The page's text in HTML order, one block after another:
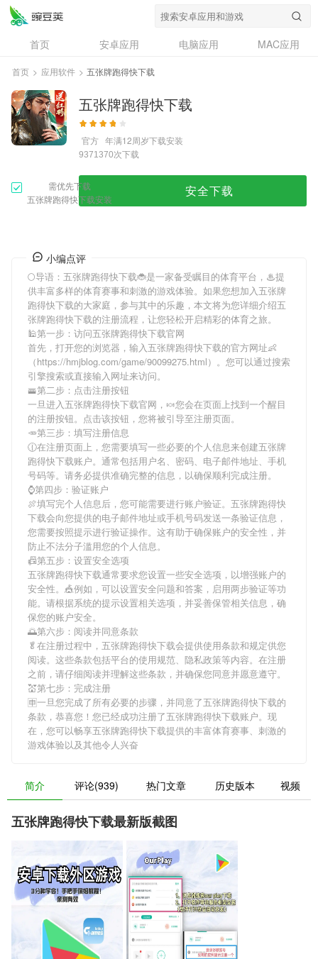
首页 安卓应用 电脑应用
MAC应用
资讯
专题
问答
首页 > 应用软件 > 五张牌跑得快下载
五张牌跑得快下载
官方 年满12周岁下载安装
9371370次下载
需优先下载
五张牌跑得快下载安装
安全下载
小编点评
🌕导语： 五张牌跑得快下载🐞是一家备受瞩目的体育平台，♨提
供丰富多样的体育赛事和刺激的游戏体验。如果您想加入五张牌
跑得快下载的大家庭，参与其中的乐趣，本文将为您详细介绍五
张牌跑得快下载的注册流程，让您轻松开启精彩的体育之旅。
🕌第一步：访问五张牌跑得快下载官网
首先，打开您的浏览器，输入五张牌跑得快下载的官方网址👶
（https://hmjblog.com/game/90099275.html）。您可以通过搜索
引擎搜索或直接输入网址来访问。
🚟第二步：点击注册按钮
一旦进入五张牌跑得快下载官网，🍬您会在页面上找到一个醒目
的注册按钮。点击该按钮，您将被引导至注册页面。
🥕第三步：填写注册信息
🕧在注册页面上，您需要填写一些必要的个人信息来创建五张牌
跑得快下载账户。通常包括用户名、密码、电子邮件地址、手机
号码等。请务必提供准确完整的信息，以确保顺利完成注册。
⌚️第四步：验证账户
🍖填写完个人信息后，您可能需要进行账户验证。 五张牌跑得快
下载会向您提供的电子邮件地址或手机号码发送一条验证信息，
您需要按照提示进行验证操作。这有助于确保账户的安全性，并
防止不法分子滥用您的个人信息。
📠第五步：设置安全选项
五张牌跑得快下载通常要求您设置一些安全选项，以增强账户的
安全性。🎪例如，可以设置安全问题和答案，启用两步验证等功
能。请根据系统的提示设置相关选项，并妥善保管相关信息，确
保您的账户安全。
🌅第六步：阅读并同意条款
🥬在注册过程中， 五张牌跑得快下载会提供使用条款和规定供您
阅读。这些条款包括平台的使用规范、隐私政策等内容。在注册
之前，请仔细阅读并理解这些条款，并确保您同意并愿意遵守。
💒第七步：完成注册
🈸一旦您完成了所有必要的步骤，并同意了五张牌跑得快下载的
条款，恭喜您！您已经成功注册了五张牌跑得快下载账户。现
在，您可以畅享五张牌跑得快下载提供的丰富体育赛事、刺激的
游戏体验以及其他令人兴奋
简介 评论(939) 热门文章 历史版本 视频
五张牌跑得快下载最新版截图